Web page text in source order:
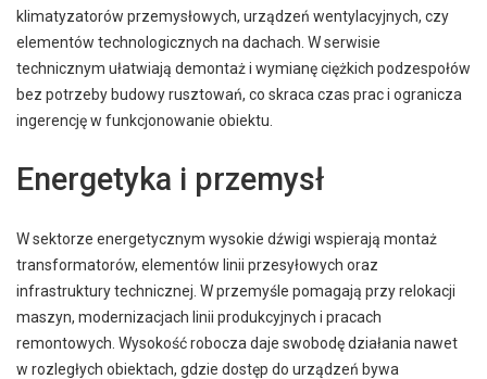
klimatyzatorów przemysłowych, urządzeń wentylacyjnych, czy
elementów technologicznych na dachach. W serwisie
technicznym ułatwiają demontaż i wymianę ciężkich podzespołów
bez potrzeby budowy rusztowań, co skraca czas prac i ogranicza
ingerencję w funkcjonowanie obiektu.
Energetyka i przemysł
W sektorze energetycznym wysokie dźwigi wspierają montaż
transformatorów, elementów linii przesyłowych oraz
infrastruktury technicznej. W przemyśle pomagają przy relokacji
maszyn, modernizacjach linii produkcyjnych i pracach
remontowych. Wysokość robocza daje swobodę działania nawet
w rozległych obiektach, gdzie dostęp do urządzeń bywa